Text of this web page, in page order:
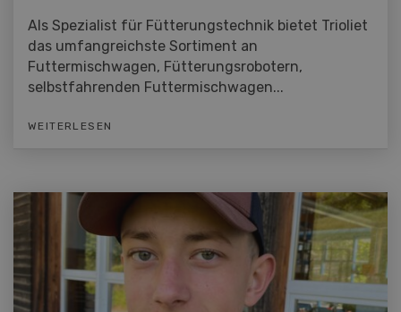
Als Spezialist für Fütterungstechnik bietet Trioliet
das umfangreichste Sortiment an
Futtermischwagen, Fütterungsrobotern,
selbstfahrenden Futtermischwagen...
WEITERLESEN